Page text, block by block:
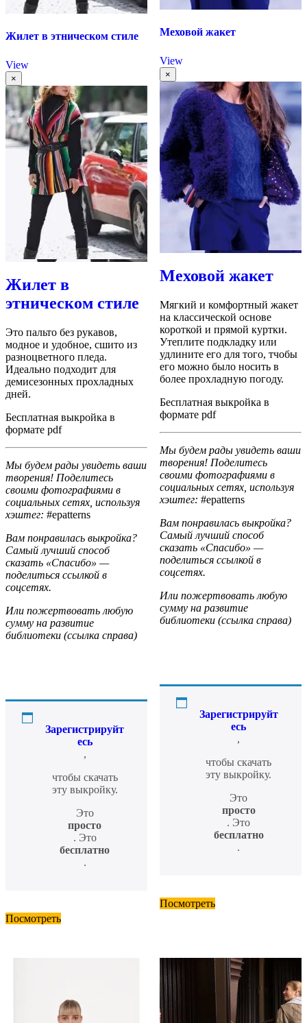
Жилет в этническом стиле
View
×
Жилет в
этническом стиле
Это пальто без рукавов,
модное и удобное, сшито из
разноцветного пледа.
Идеально подходит для
демисезонных прохладных
дней.
Бесплатная выкройка в
формате pdf
Мы будем рады увидеть ваши
творения! Поделитесь
своими фотографиями в
социальных сетях, используя
хэштег: #epatterns
Вам понравилась выкройка?
Самый лучший способ
сказать «Спасибо» —
поделиться ссылкой в
соцсетях.
Или пожертвовать любую
сумму на развитие
библиотеки (ссылка справа)
Зарегистрируйт
есь
,
чтобы скачать
эту выкройку.
Это
просто
. Это
бесплатно
.
Посмотреть
Меховой жакет
View
×
Меховой жакет
Мягкий и комфортный жакет
на классической основе
короткой и прямой куртки.
Утеплите подкладку или
удлините его для того, тчобы
его можно было носить в
более прохладную погоду.
Бесплатная выкройка в
формате pdf
Мы будем рады увидеть ваши
творения! Поделитесь
своими фотографиями в
социальных сетях, используя
хэштег: #epatterns
Вам понравилась выкройка?
Самый лучший способ
сказать «Спасибо» —
поделиться ссылкой в
соцсетях.
Или пожертвовать любую
сумму на развитие
библиотеки (ссылка справа)
Зарегистрируйт
есь
,
чтобы скачать
эту выкройку.
Это
просто
. Это
бесплатно
.
Посмотреть